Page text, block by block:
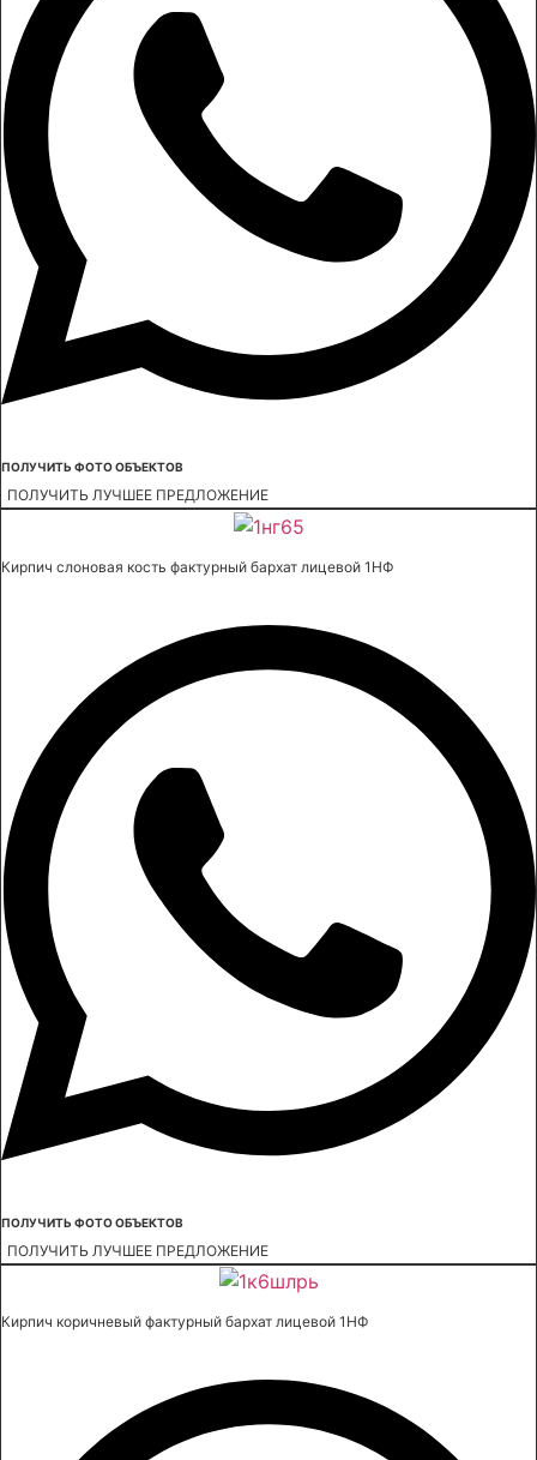
ПОЛУЧИТЬ ФОТО ОБЪЕКТОВ
ПОЛУЧИТЬ ЛУЧШЕЕ ПРЕДЛОЖЕНИЕ
Кирпич слоновая кость фактурный бархат лицевой 1НФ
ПОЛУЧИТЬ ФОТО ОБЪЕКТОВ
ПОЛУЧИТЬ ЛУЧШЕЕ ПРЕДЛОЖЕНИЕ
Кирпич коричневый фактурный бархат лицевой 1НФ